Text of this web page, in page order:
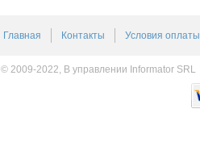
Главная Контакты Условия оплаты
© 2009-2022, В управлении Informator SRL